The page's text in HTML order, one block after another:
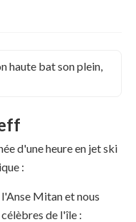
haute bat son plein,
d'une heure en jet ski
:
Mitan et nous
de l'île :